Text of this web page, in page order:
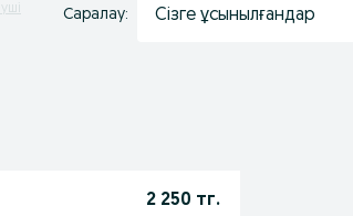
Саралау: Сізге ұсынылғандар
2 250 тг.